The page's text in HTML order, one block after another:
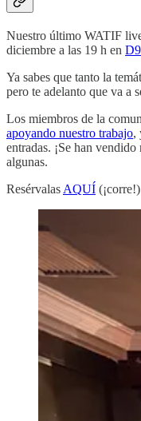
Nuestro último WATIF
diciembre a las 19 h en
Ya sabes que tanto la
pero te adelanto que va a
Los miembros de la
apoyando nuestro trabajo,
entradas. ¡Se han
algunas.
Resérvalas AQUÍ